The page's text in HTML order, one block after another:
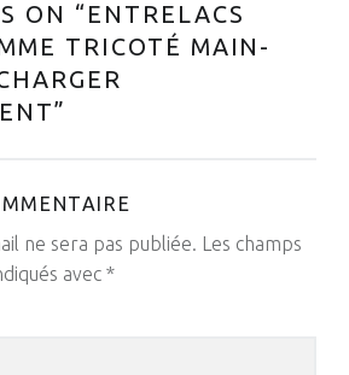
ON “ ENTRELACS
TRICOTÉ MAIN-
”
ne sera pas publiée.
Les champs
avec *